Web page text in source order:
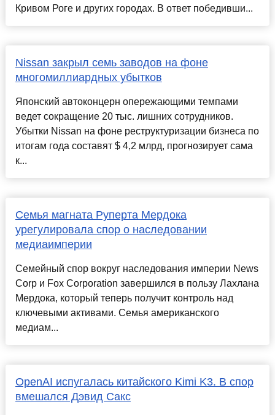
Кривом Роге и других городах. В ответ победивши...
Nissan закрыл семь заводов на фоне
многомиллиардных убытков
Японский автоконцерн опережающими темпами
ведет сокращение 20 тыс. лишних сотрудников.
Убытки Nissan на фоне реструктуризации бизнеса по
итогам года составят $ 4,2 млрд, прогнозирует сама
к...
Семья магната Руперта Мердока
урегулировала спор о наследовании
медиаимперии
Семейный спор вокруг наследования империи News
Corp и Fox Corporation завершился в пользу Лахлана
Мердока, который теперь получит контроль над
ключевыми активами. Семья американского
медиам...
OpenAI испугалась китайского Kimi K3. В спор
вмешался Дэвид Сакс